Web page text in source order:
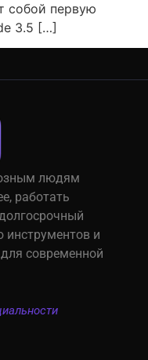
собой первую
3.5 […]
людям
работать
и
современной